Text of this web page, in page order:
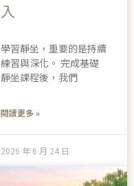
入
學習靜坐，重要的是持續
練習與深化。 完成基礎
靜坐課程後，我們
閱讀更多 »
2026 年 6 月 24 日